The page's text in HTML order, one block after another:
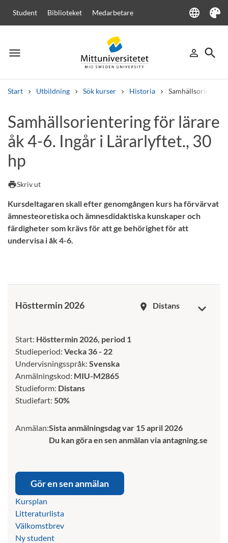
Student Biblioteket Medarbetare language
Language
Tema
menu
Meny person_outline
Logga in
search
Sök
Start Utbildning Sök kurser Historia
Andra söktjänster
Kurser och programKursplanerVälkomstbrev Personal
Samhällsorientering för lärare
åk 4-6. Ingår i Lärarlyftet., 30
hp
printSkriv ut
Kursdeltagaren skall efter genomgången kurs ha förvärvat
ämnesteoretiska och ämnesdidaktiska kunskaper och
färdigheter som krävs för att ge behörighet för att
undervisa i åk 4-6.
Hösttermin 2026 room Distans
Start: Hösttermin 2026, period 1
Studieperiod: Vecka 36 - 22
Undervisningsspråk: Svenska
Anmälningskod: MIU-M2865
Studieform: Distans
Studiefart: 50%
Anmälan:Sista anmälningsdag var 15 april 2026
Du kan göra en sen anmälan via antagning.se
Gör en sen anmälan
Kursplan
Litteraturlista
Välkomstbrev
Ny student